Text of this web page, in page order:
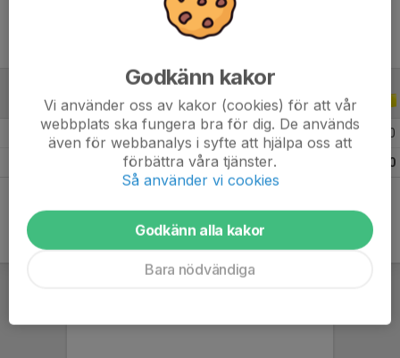
ALLA SERIER ALLA ÅR
3 0 0 0
0
Godkänn kakor
Vi använder oss av kakor (cookies) för att vår
webbplats ska fungera bra för dig. De används
även för webbanalys i syfte att hjälpa oss att
förbättra våra tjänster.
Så använder vi cookies
Godkänn alla kakor
Bara nödvändiga